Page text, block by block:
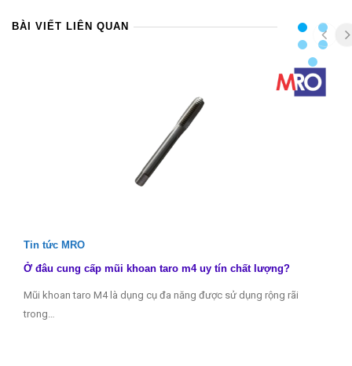
BÀI VIẾT LIÊN QUAN
Tin tức MRO
Ở đâu cung cấp mũi khoan taro m4 uy tín chất lượng?
Mũi khoan taro M4 là dụng cụ đa năng được sử dụng rộng rãi
trong…